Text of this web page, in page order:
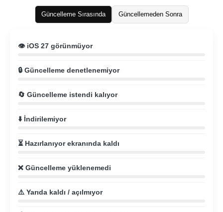
Güncelleme Sırasında Güncellemeden Sonra
👁️ iOS 27 görünmüyor
🔒 Güncelleme denetlenemiyor
🔄 Güncelleme istendi kalıyor
⬇️ İndirilemiyor
⏳ Hazırlanıyor ekranında kaldı
❌ Güncelleme yüklenemedi
⚠️ Yarıda kaldı / açılmıyor